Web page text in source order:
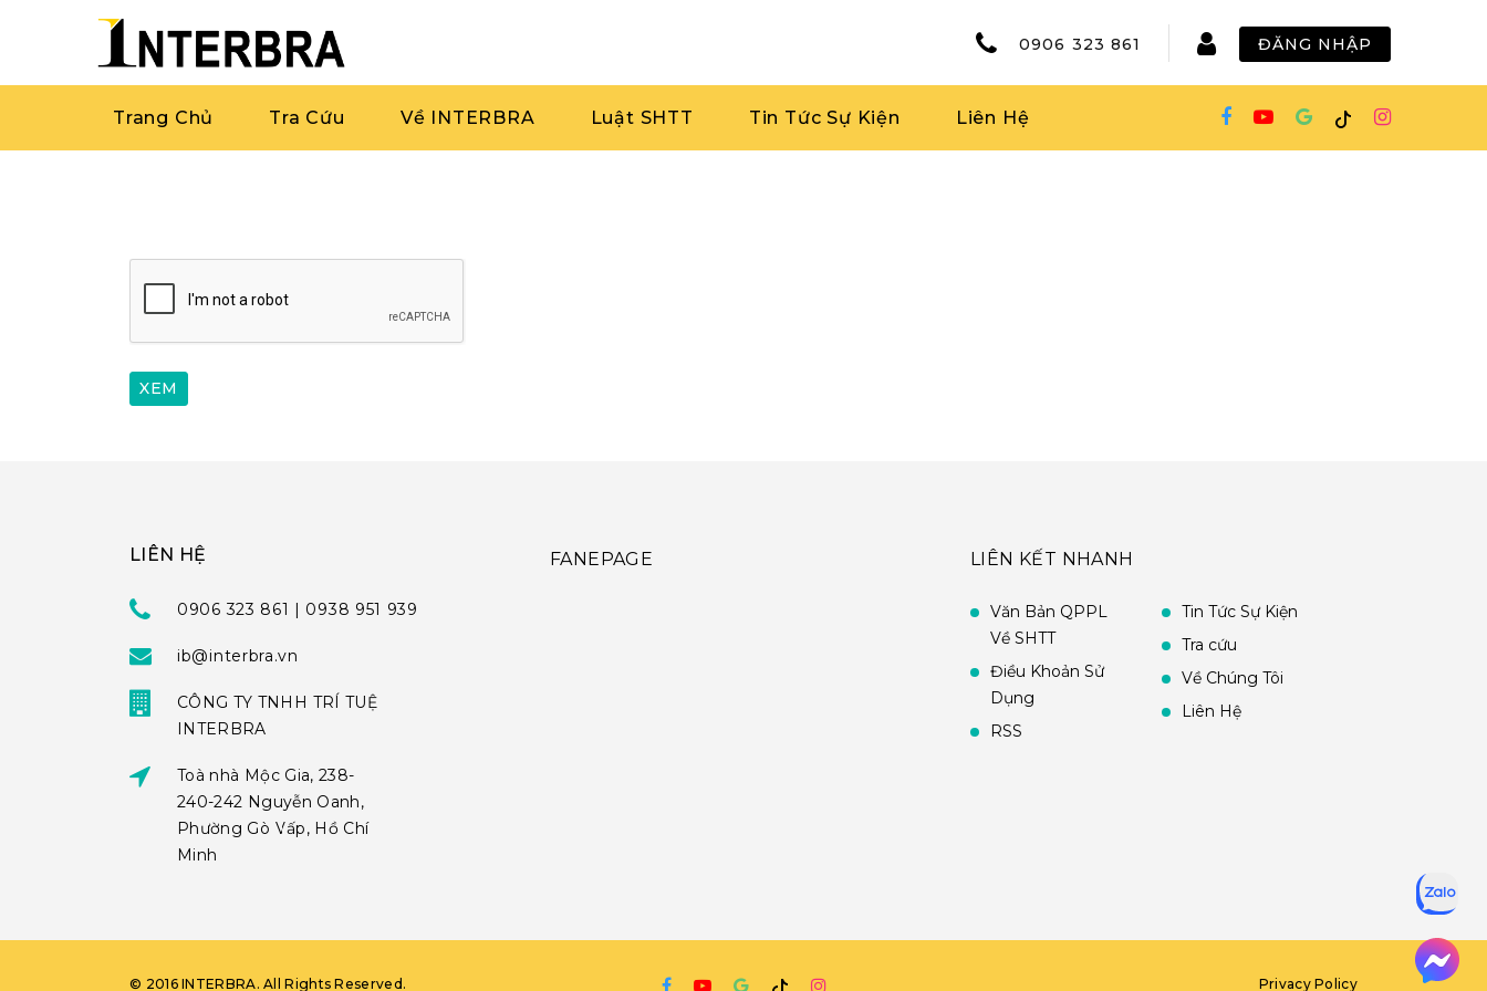
0906 323 861 ĐĂNG NHẬP
Trang Chủ Tra Cứu Về INTERBRA Luật SHTT Tin Tức Sự Kiện Liên Hệ
LIÊN HỆ
0906 323 861 | 0938 951 939
ib@interbra.vn
CÔNG TY TNHH TRÍ TUỆ
INTERBRA
Toà nhà Mộc Gia, 238-
240-242 Nguyễn Oanh,
Phường Gò Vấp, Hồ Chí
Minh
FANEPAGE LIÊN KẾT NHANH
Văn Bản QPPL
Về SHTT
Điều Khoản Sử
Dụng
RSS
Tin Tức Sự Kiện
Tra cứu
Về Chúng Tôi
Liên Hệ
© 2016 INTERBRA. All Rights Reserved. Privacy Policy